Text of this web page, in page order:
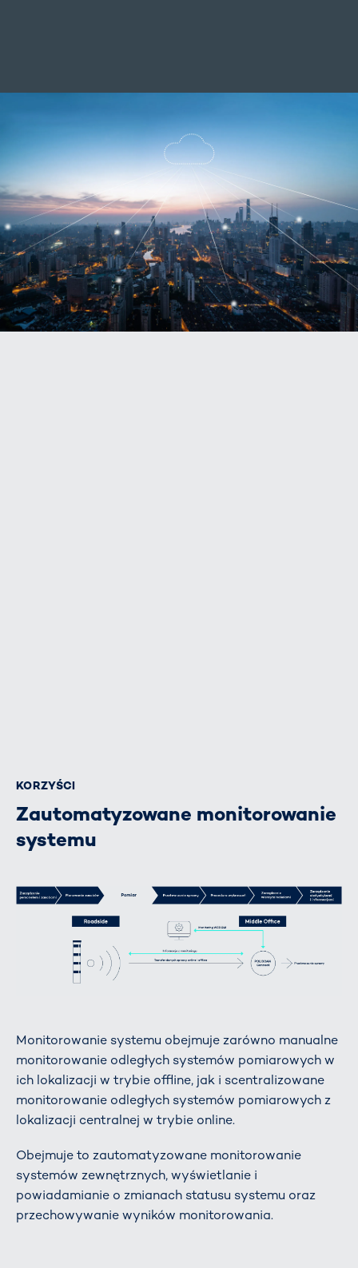
KORZYŚCI
Zautomatyzowane monitorowanie
systemu
Monitorowanie systemu obejmuje zarówno manualne
monitorowanie odległych systemów pomiarowych w
ich lokalizacji w trybie offline, jak i scentralizowane
monitorowanie odległych systemów pomiarowych z
lokalizacji centralnej w trybie online.
Obejmuje to zautomatyzowane monitorowanie
systemów zewnętrznych, wyświetlanie i
powiadamianie o zmianach statusu systemu oraz
przechowywanie wyników monitorowania.